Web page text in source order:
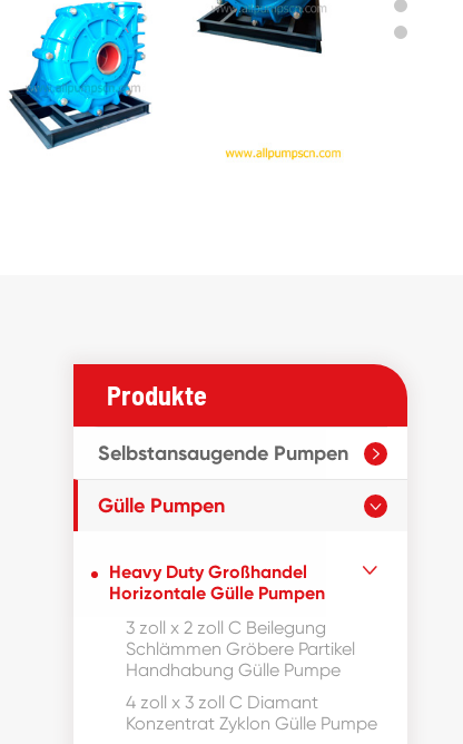
Produkte
Selbstansaugende Pumpen 
Gülle Pumpen 
Heavy Duty Großhandel
Horizontale Gülle Pumpen

3 zoll x 2 zoll C Beilegung
Schlämmen Gröbere Partikel
Handhabung Gülle Pumpe
4 zoll x 3 zoll C Diamant
Konzentrat Zyklon Gülle Pumpe